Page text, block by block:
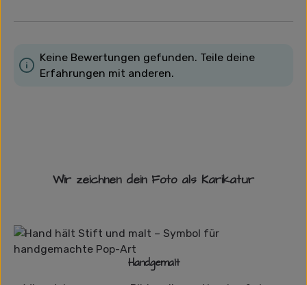
Keine Bewertungen gefunden. Teile deine
Erfahrungen mit anderen.
Wir zeichnen dein Foto als Karikatur
Handgemalt